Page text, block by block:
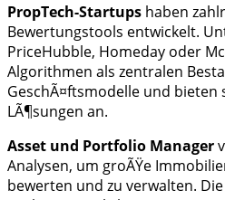
PropTech-Startups haben
Bewertungstools entwickelt.
PriceHubble, Homeday oder
Algorithmen als zentralen
GeschÃ¤ftsmodelle und bieten
LÃ¶sungen an.
Asset und Portfolio Manager
Analysen, um groÃŸe
bewerten und zu verwalten.